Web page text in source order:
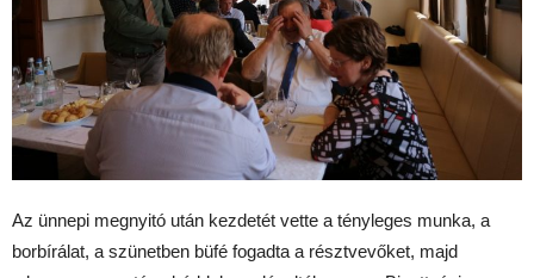
Az ünnepi megnyitó után kezdetét vette a tényleges munka, a
borbírálat, a szünetben büfé fogadta a résztvevőket, majd